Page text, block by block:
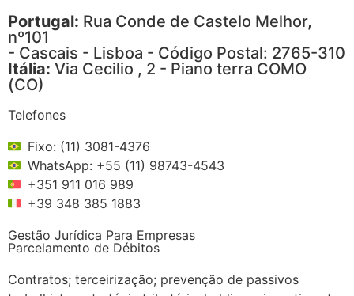
Portugal: Rua Conde de Castelo Melhor,
nº101
- Cascais - Lisboa - Código Postal: 2765-310
Itália: Via Cecilio , 2 - Piano terra COMO
(CO)
Telefones
Fixo: (11) 3081-4376
WhatsApp: +55 (11) 98743-4543
+351 911 016 989
+39 348 385 1883
Gestão Jurídica Para Empresas
Parcelamento de Débitos
Contratos; terceirização; prevenção de passivos